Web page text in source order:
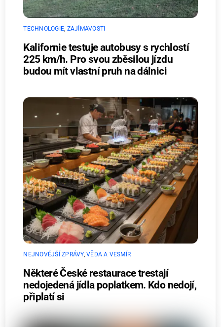
TECHNOLOGIE ZAJÍMAVOSTI
Kalifornie testuje autobusy s rychlostí
225 km/h. Pro svou zběsilou jízdu
budou mít vlastní pruh na dálnici
NEJNOVĚJŠÍ ZPRÁVY,VĚDA A VESMÍR
Některé České restaurace trestají
nedojedená jídla poplatkem. Kdo nedojí,
připlatí si